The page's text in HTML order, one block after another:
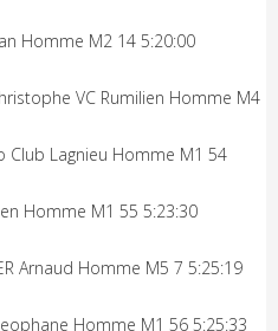
Homme M2 14 5:20:00
VC Rumilien Homme M4
Club Lagnieu Homme M1 54
Homme M1 55 5:23:30
Arnaud Homme M5 7 5:25:19
Homme M1 56 5:25:33